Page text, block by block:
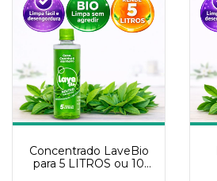
Concentrado LaveBio
para 5 LITROS ou 10